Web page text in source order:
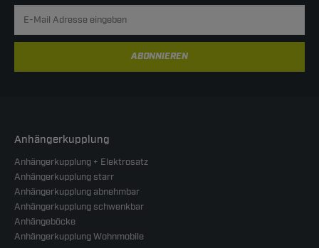
ABONNIEREN
Anhängerkupplung
Anhängerkupplung + Elektrosatz
Anhängerkupplung starr
Anhängerkupplung abnehmbar
Anhängerkupplung schwenkbar
Anhängeböcke
Anhängerkupplung Wohnmobile